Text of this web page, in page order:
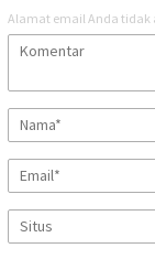
Alamat email Anda tidak